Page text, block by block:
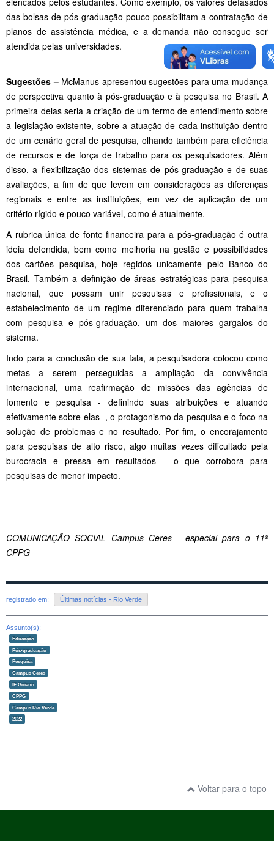
das bolsas de pós-graduação pouco possibilitam a contratação de
planos de assistência médica, e a demanda não consegue ser
atendida pelas universidades.
Sugestões –McManus apresentou sugestões para uma mudança
de perspectiva quanto à pós-graduação e à pesquisa no Brasil. A
primeira delas seria a criação de um termo de entendimento sobre
a legislação existente, sobre a atuação de cada instituição dentro
de um cenário geral de pesquisa, olhando também para eficiência
de recursos e de força de trabalho para os pesquisadores. Além
disso, a flexibilização dos sistemas de pós-graduação e de suas
avaliações, a fim de que levem em considerações as diferenças
regionais e entre as instituições, em vez de aplicação de um
critério rígido e pouco variável, como é atualmente.
A rubrica única de fonte financeira para a pós-graduação é outra
ideia defendida, bem como melhoria na gestão e possibilidades
dos cartões pesquisa, hoje regidos unicamente pelo Banco do
Brasil. Também a definição de áreas estratégicas para pesquisa
nacional, que possam unir pesquisas e profissionais, e o
estabelecimento de um regime diferenciado para quem trabalha
com pesquisa e pós-graduação, um dos maiores gargalos do
sistema.
Indo para a conclusão de sua fala, a pesquisadora colocou como
metas a serem perseguidas a ampliação da convivência
internacional, uma reafirmação de missões das agências de
fomento e pesquisa - definindo suas atribuições e atuando
efetivamente sobre elas -, o protagonismo da pesquisa e o foco na
solução de problemas e no resultado. Por fim, o encorajamento
para pesquisas de alto risco, algo muitas vezes dificultado pela
burocracia e pressa em resultados – o que corrobora para
pesquisas de menor impacto.
COMUNICAÇÃO SOCIAL Campus Ceres - especial para o 11º
CPPG
registrado em: Últimas notícias - Rio Verde
Assunto(s):
Educação
Pós-graduação
Pesquisa
Campus Ceres
IF Goiano
CPPG
Campus Rio Verde
2022
Voltar para o topo